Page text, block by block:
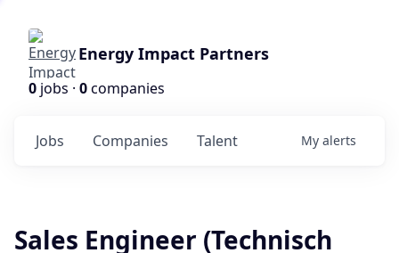
Energy Impact Partners
0 jobs · 0companies
Jobs Companies Talent My alerts
Sales Engineer (Technisch